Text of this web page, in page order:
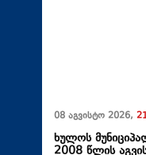
08 აგვისტო 2026,
ხულოს
2008 წლის